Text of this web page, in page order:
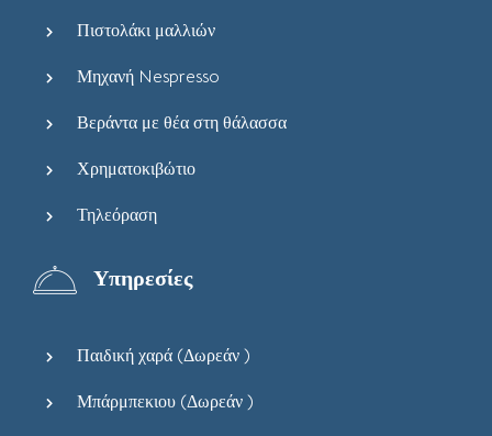
Πιστολάκι μαλλιών
Μηχανή Nespresso
Βεράντα με θέα στη θάλασσα
Χρηματοκιβώτιο
Τηλεόραση
Υπηρεσίες
Παιδική χαρά (Δωρεάν )
Μπάρμπεκιου (Δωρεάν )